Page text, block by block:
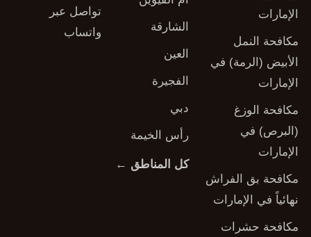
الإمارات
مكافحة النمل
الأبيض (الرمة) في
الإمارات
مكافحة الوزغ
(البرص) في
الإمارات
مكافحة بق الفراش
نهائياً في الإمارات
مكافحة حشرات
الشارقة
العين
الفجيرة
دبي
رأس الخيمة
كل المناطق ←
تواصل عبر
واتساب